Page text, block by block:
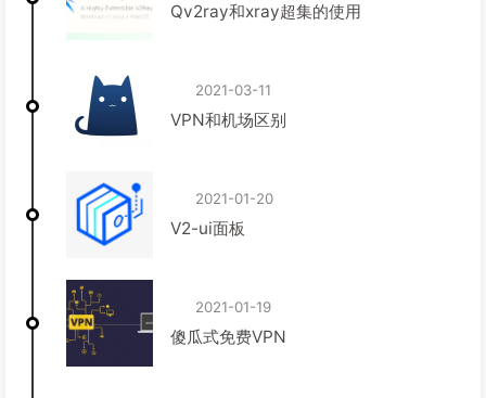
Qv2ray和xray超集的使用
2021-03-11
VPN和机场区别
2021-01-20
V2-ui面板
2021-01-19
傻瓜式免费VPN